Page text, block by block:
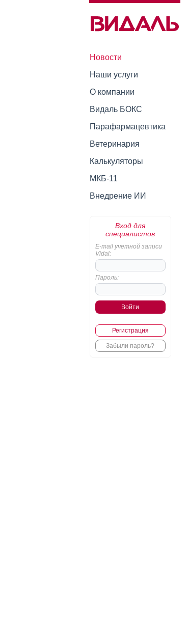
Новости
Наши услуги
О компании
Видаль БОКС
Парафармацевтика
Ветеринария
Калькуляторы
МКБ-11
Внедрение ИИ
Вход для
специалистов
E-mail учетной записи
Vidal:
Пароль:
Регистрация
Забыли пароль?